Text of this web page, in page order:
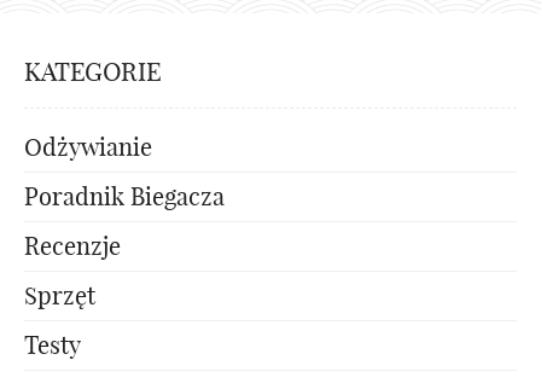
KATEGORIE
Odżywianie
Poradnik Biegacza
Recenzje
Sprzęt
Testy